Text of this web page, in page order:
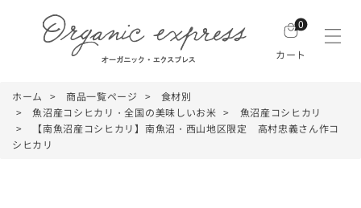
0
カート
ホーム 商品一覧ページ
食材別
魚沼産コシヒカリ・全国の美味しいお米
魚沼産コシヒカリ
【南魚沼産コシヒカリ】南魚沼・西山地区限定 高村忠義さん作コ
シヒカリ